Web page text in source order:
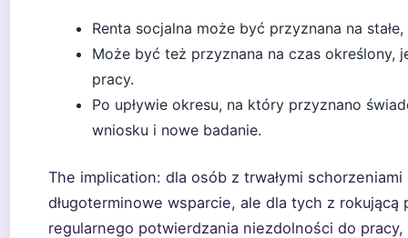
Renta socjalna może być przyznana na
Może być też przyznana na czas określony,
pracy.
Po upływie okresu, na który przyznano
wniosku i nowe badanie.
The implication: dla osób z trwałymi
długoterminowe wsparcie, ale dla tych z
regularnego potwierdzania niezdolności do